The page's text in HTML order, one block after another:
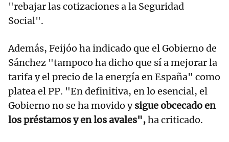
"rebajar las cotizaciones a la Seguridad
Social".
Además, Feijóo ha indicado que el Gobierno de
Sánchez "tampoco ha dicho que sí a mejorar la
tarifa y el precio de la energía en España" como
platea el PP. "En definitiva, en lo esencial, el
Gobierno no se ha movido ysigue obcecado en
los préstamos y en los avales",ha criticado.